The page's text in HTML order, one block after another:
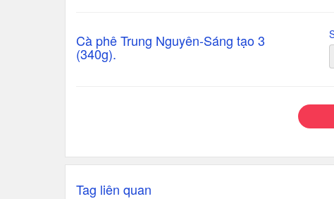
Cà phê Trung Nguyên-Sáng tạo 3
(340g).
Tag liên quan